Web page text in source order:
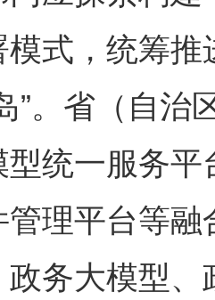
模式，统筹
”。省（自
统一服务
管理平台等
政务大模型